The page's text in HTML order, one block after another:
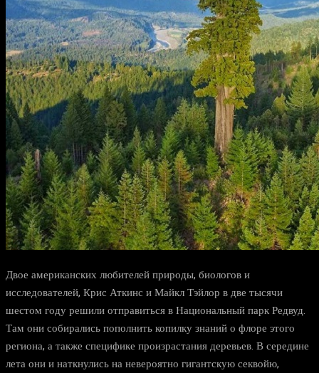
Двое американских любителей природы, биологов и
исследователей, Крис Аткинс и Майкл Тэйлор в две тысячи
шестом году решили отправиться в Национальный парк Редвуд.
Там они собирались пополнить копилку знаний о флоре этого
региона, а также специфике произрастания деревьев. В середине
лета они и наткнулись на невероятно гигантскую секвойю,